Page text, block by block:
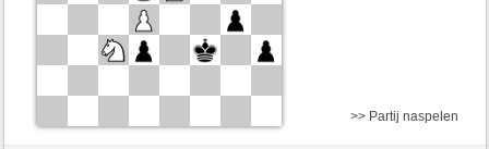
>> Partij naspelen